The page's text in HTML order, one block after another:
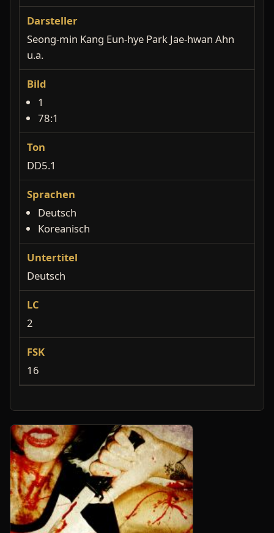
Darsteller
Seong-min Kang Eun-hye Park Jae-hwan Ahn
u.a.
Bild
1
78:1
Ton
DD5.1
Sprachen
Deutsch
Koreanisch
Untertitel
Deutsch
LC
2
FSK
16